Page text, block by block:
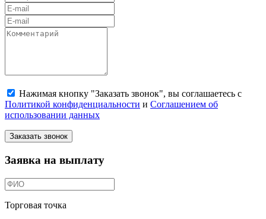
Нажимая кнопку "Заказать звонок", вы соглашаетесь с
Политикой конфиденциальности и Соглашением об
использовании данных
Заказать звонок
Заявка на выплату
Торговая точка